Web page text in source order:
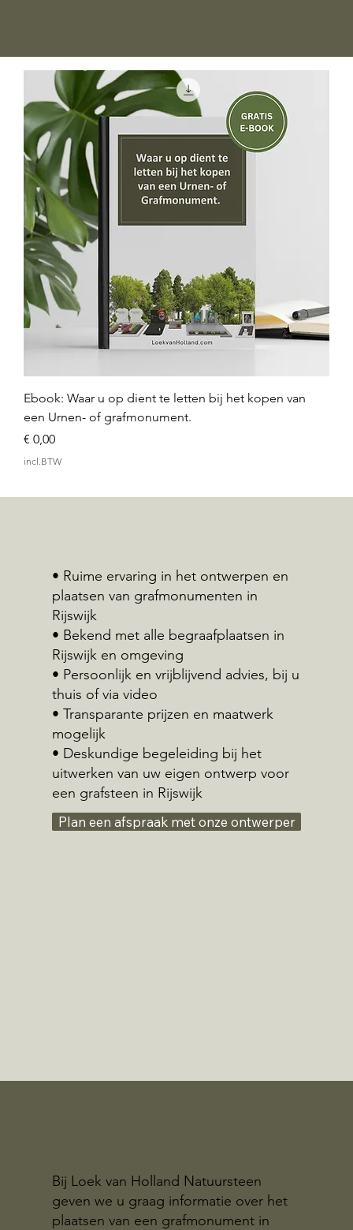
Ebook: Waar u op dient te letten bij het kopen van
een Urnen- of grafmonument.
Prijs
€ 0,00
incl.BTW
• Ruime ervaring in het ontwerpen en
plaatsen van grafmonumenten in
Rijswijk
• Bekend met alle begraafplaatsen in
Rijswijk en omgeving
• Persoonlijk en vrijblijvend advies, bij u
thuis of via video
• Transparante prijzen en maatwerk
mogelijk
• Deskundige begeleiding bij het
uitwerken van uw eigen ontwerp voor
een grafsteen in Rijswijk
Plan een afspraak met onze ontwerper
Bij Loek van Holland Natuursteen
geven we u graag informatie over het
plaatsen van een grafmonument in